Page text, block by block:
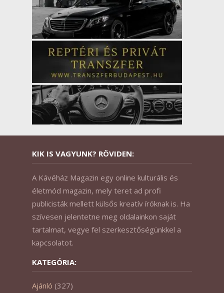
KIK IS VAGYUNK? RÖVIDEN:
A Kávéház Magazin egy online kulturális és
életmód magazin, mely teret ad profi
publicisták mellett külsős kreatív íróknak is. Ha
szívesen jelentetne meg oldalainkon saját
tartalmat, vegye fel szerkesztőségünkkel a
kapcsolatot.
KATEGÓRIA:
Ajánló (327)